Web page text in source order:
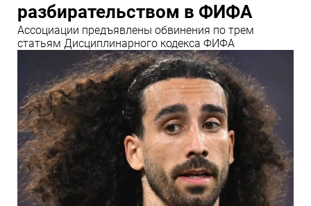
разбирательством в ФИФА
Ассоциации предъявлены обвинения по трем
статьям Дисциплинарного кодекса ФИФА